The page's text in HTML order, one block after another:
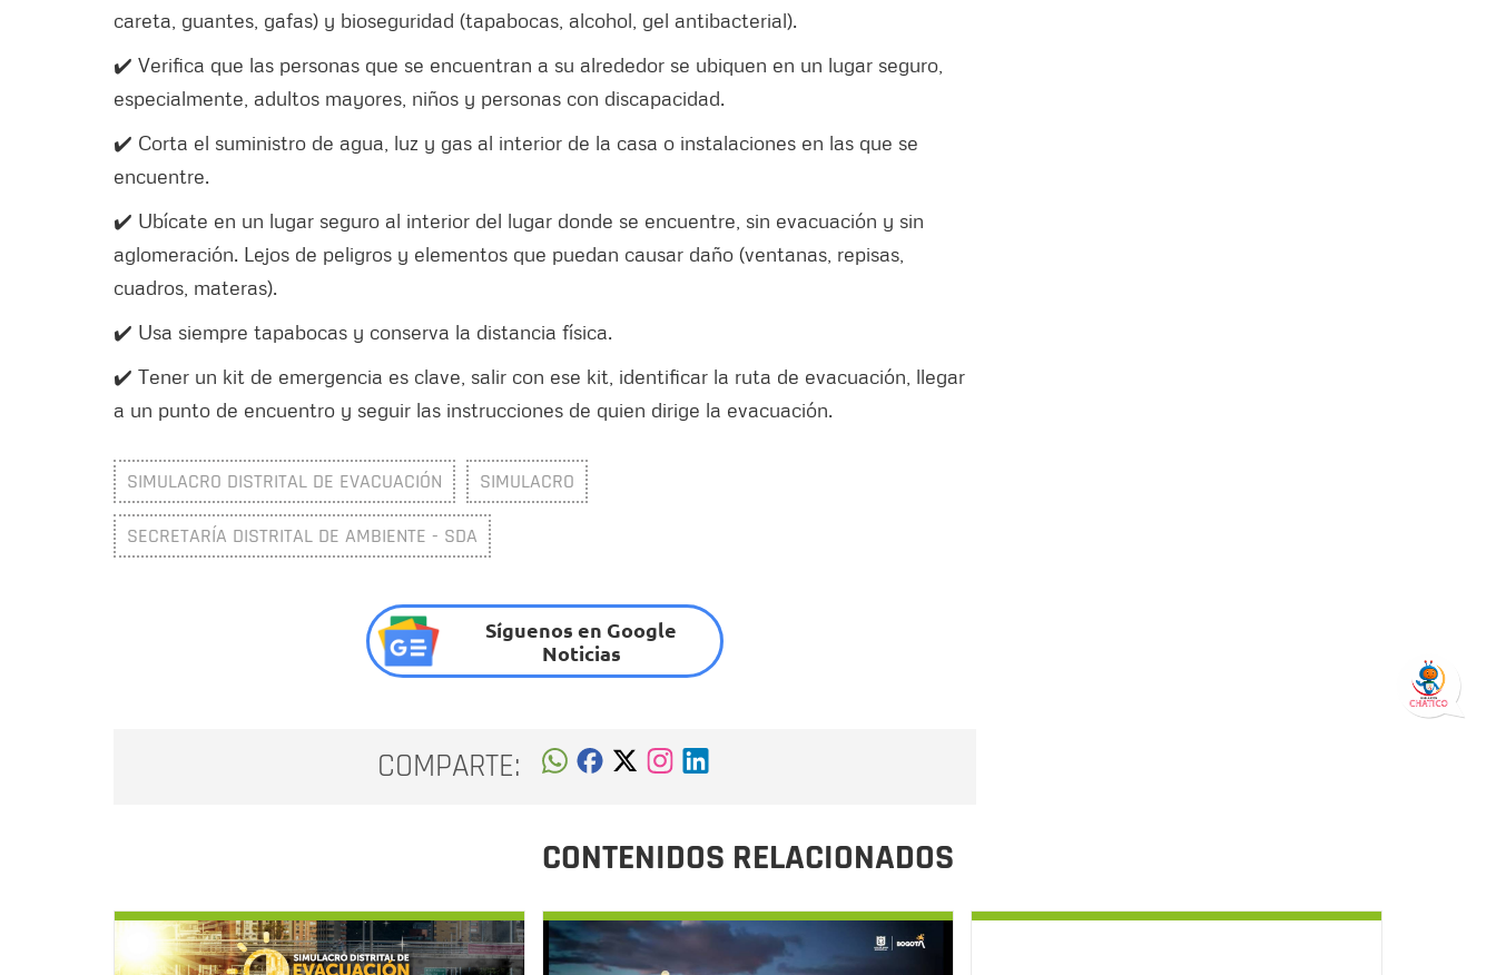
careta, guantes, gafas) y bioseguridad (tapabocas, alcohol, gel antibacterial).
✔️ Verifica que las personas que se encuentran a su alrededor se ubiquen en un lugar seguro,
especialmente, adultos mayores, niños y personas con discapacidad.
✔️ Corta el suministro de agua, luz y gas al interior de la casa o instalaciones en las que se
encuentre.
✔️ Ubícate en un lugar seguro al interior del lugar donde se encuentre, sin evacuación y sin
aglomeración. Lejos de peligros y elementos que puedan causar daño (ventanas, repisas,
cuadros, materas).
✔️ Usa siempre tapabocas y conserva la distancia física.
✔️ Tener un kit de emergencia es clave, salir con ese kit, identificar la ruta de evacuación, llegar
a un punto de encuentro y seguir las instrucciones de quien dirige la evacuación.
SIMULACRO DISTRITAL DE EVACUACIÓN SIMULACRO
SECRETARÍA DISTRITAL DE AMBIENTE - SDA
Síguenos en Google
Noticias
COMPARTE:
CONTENIDOS RELACIONADOS